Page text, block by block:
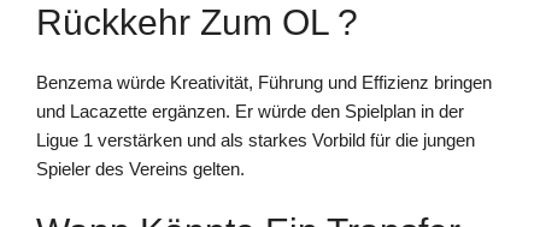
Rückkehr Zum OL ?
Benzema würde Kreativität, Führung und Effizienz bringen
und Lacazette ergänzen. Er würde den Spielplan in der
Ligue 1 verstärken und als starkes Vorbild für die jungen
Spieler des Vereins gelten.